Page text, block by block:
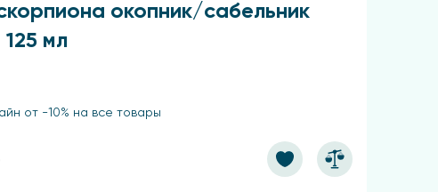
окопник/сабельник
мл
от -10% на все товары